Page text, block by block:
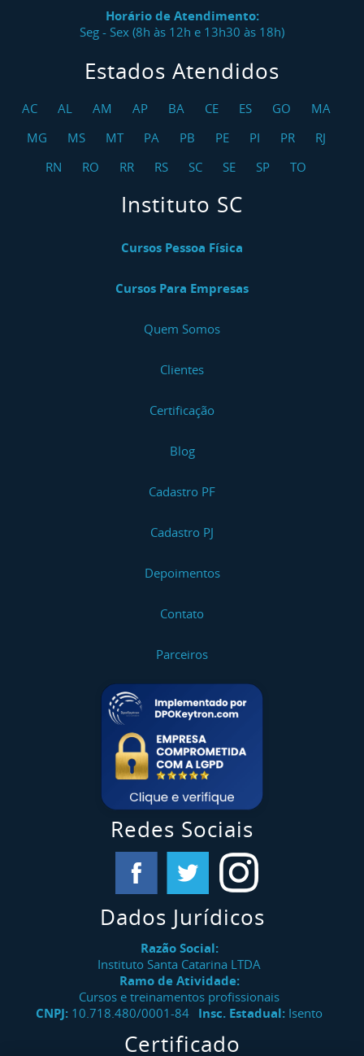
Horário de Atendimento:
Seg - Sex (8h às 12h e 13h30 às 18h)
Estados Atendidos
AC AL AM AP BA CE ES GO
MA
MG
MS MT PA PB PE PI PR
RJ
RN
RO RR RS SC SE SP TO
Instituto SC
Cursos Pessoa Física
Cursos Para Empresas
Quem Somos
Clientes
Certificação
Blog
Cadastro PF
Cadastro PJ
Depoimentos
Contato
Parceiros
Redes Sociais
Dados Jurídicos
Razão Social:
Instituto Santa Catarina LTDA
Ramo de Atividade:
Cursos e treinamentos profissionais
CNPJ: 10.718.480/0001-84 Insc. Estadual: Isento
Certificado